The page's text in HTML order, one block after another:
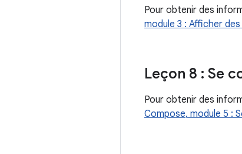
Pour obtenir des
module 3 : Afficher
Leçon 8 : Se
Pour obtenir des
Compose, module 5 :